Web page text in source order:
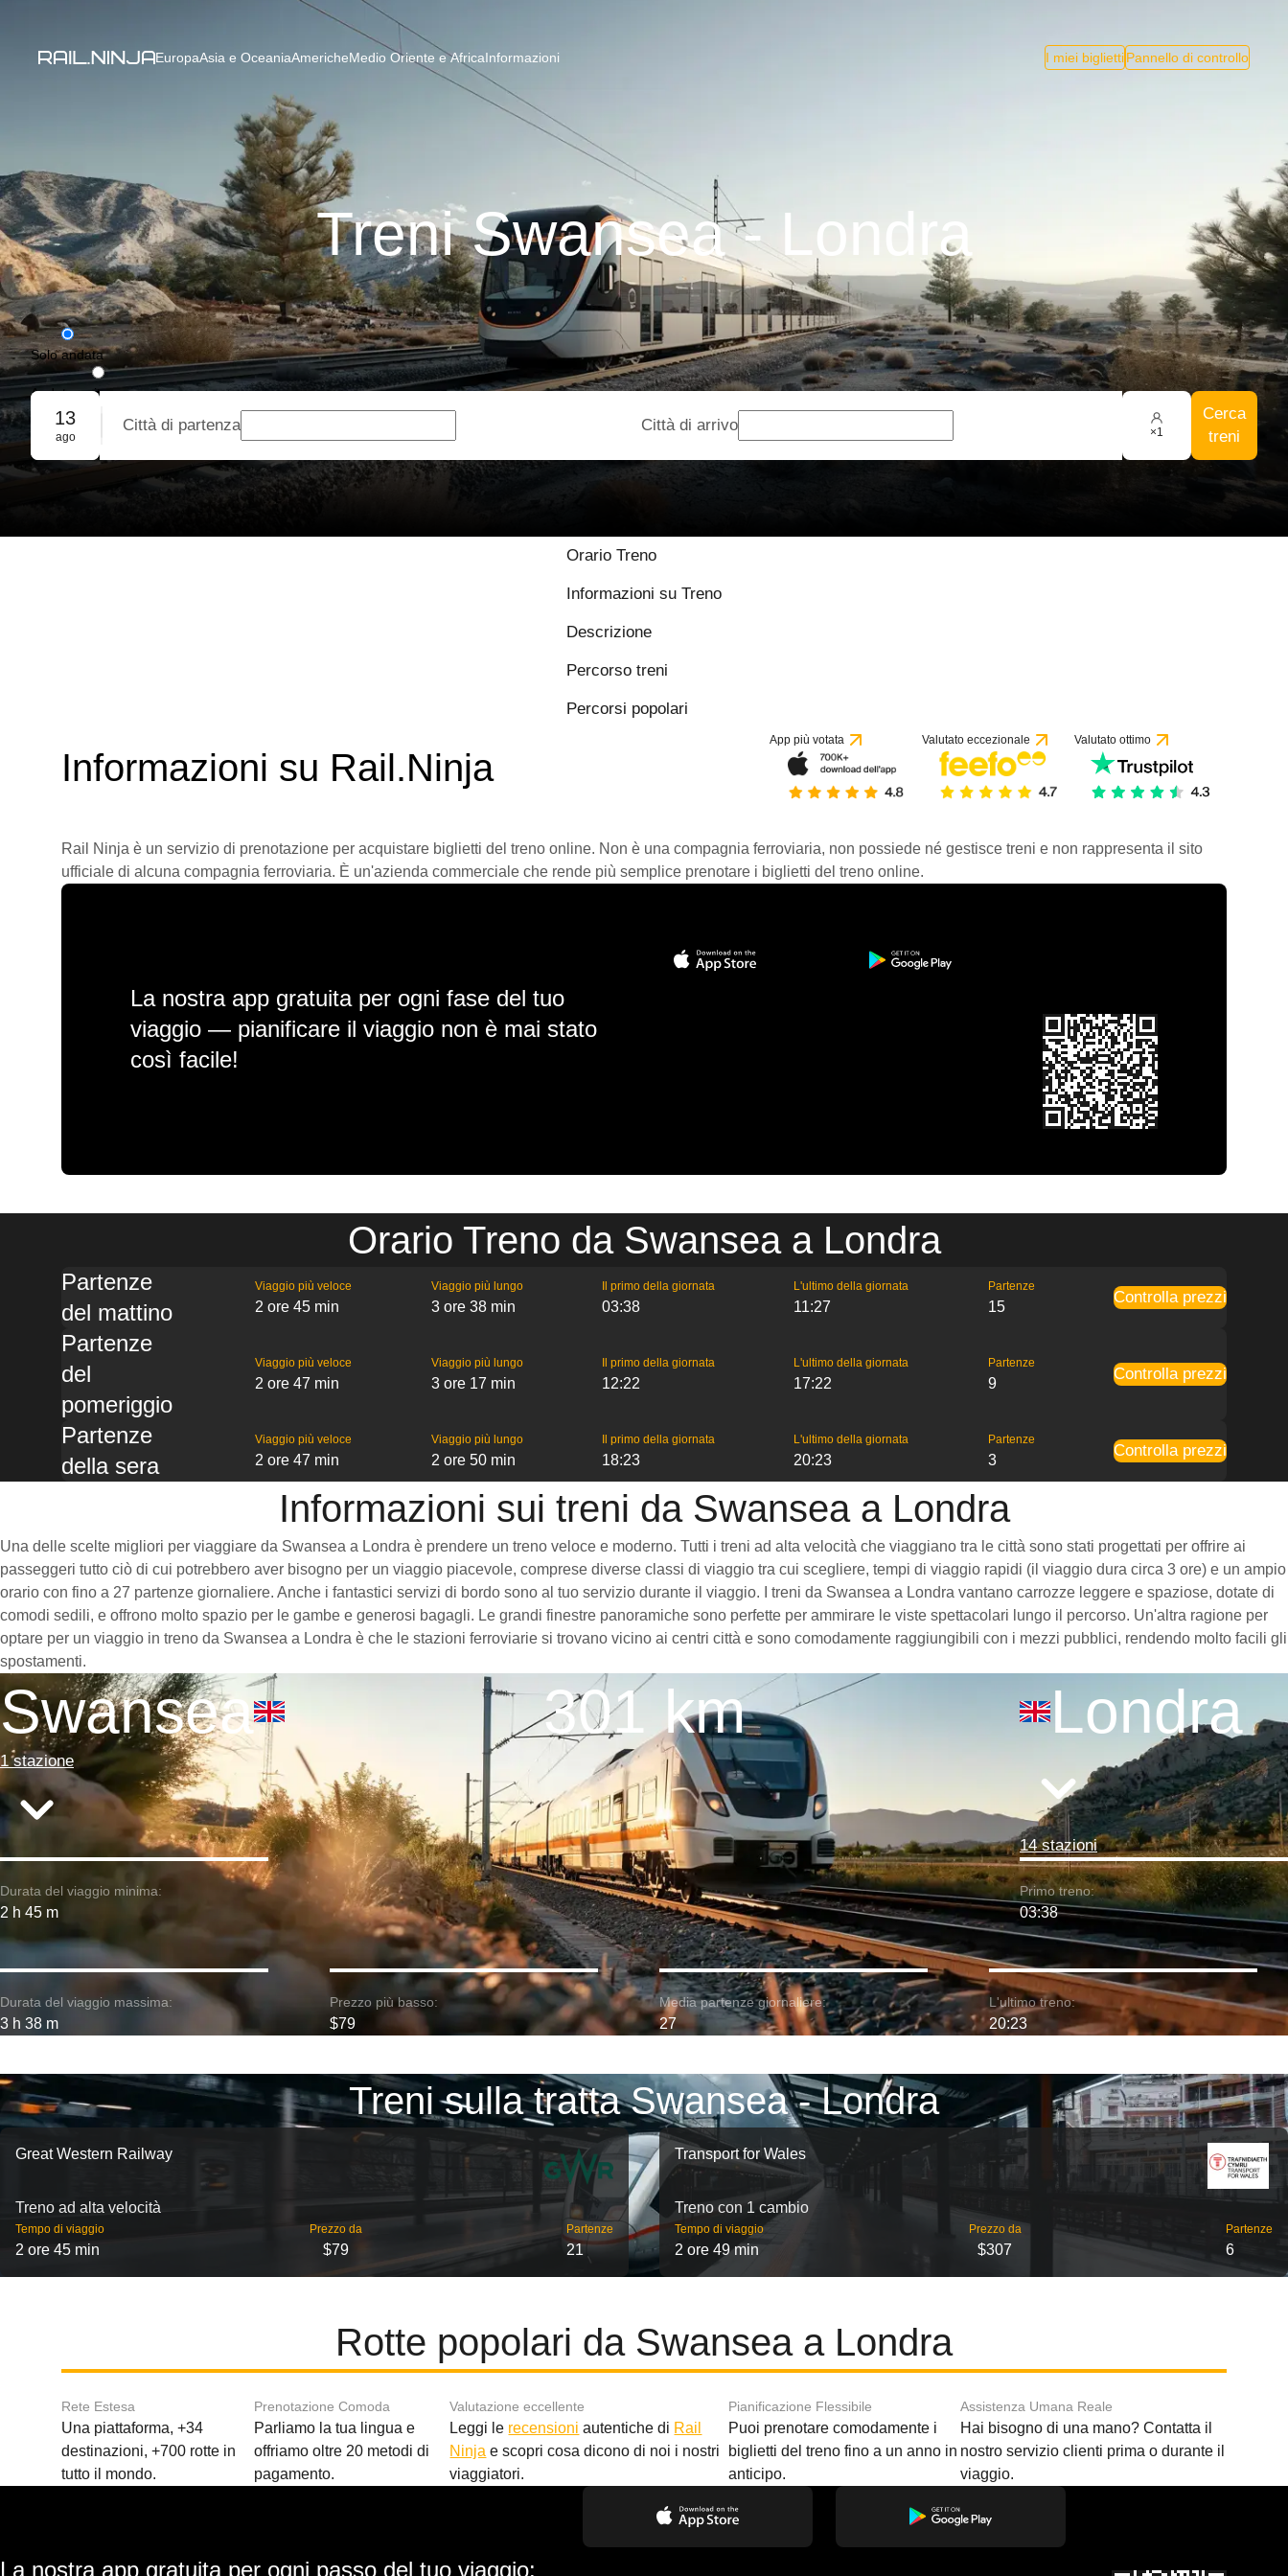
EuropaAsia e OceaniaAmericheMedio Oriente e AfricaInformazioni I miei bigliettiPannello di controllo
Treni Swansea - Londra
Solo andata
Andata e ritorno
Prenotazione di gruppo
13
ago
Città di partenza Città di arrivo ×1
Cerca
treni
Orario Treno
Informazioni su Treno
Descrizione
Percorso treni
Percorsi popolari
Informazioni su Rail.Ninja
App più votata Valutato eccezionale Valutato ottimo
Rail Ninja è un servizio di prenotazione per acquistare biglietti del treno online. Non è una compagnia ferroviaria, non possiede né gestisce treni e non rappresenta il sito
ufficiale di alcuna compagnia ferroviaria. È un'azienda commerciale che rende più semplice prenotare i biglietti del treno online.
La nostra app gratuita per ogni fase del tuo
viaggio — pianificare il viaggio non è mai stato
così facile!
Orario Treno da Swansea a Londra
Partenze
del mattino
Viaggio più veloce
2 ore 45 min
Viaggio più lungo
3 ore 38 min
Il primo della giornata
03:38
L'ultimo della giornata
11:27
Partenze
15
Controlla prezzi
Partenze
del
pomeriggio
Viaggio più veloce
2 ore 47 min
Viaggio più lungo
3 ore 17 min
Il primo della giornata
12:22
L'ultimo della giornata
17:22
Partenze
9
Controlla prezzi
Partenze
della sera
Viaggio più veloce
2 ore 47 min
Viaggio più lungo
2 ore 50 min
Il primo della giornata
18:23
L'ultimo della giornata
20:23
Partenze
3
Controlla prezzi
Informazioni sui treni da Swansea a Londra
Una delle scelte migliori per viaggiare da Swansea a Londra è prendere un treno veloce e moderno. Tutti i treni ad alta velocità che viaggiano tra le città sono stati progettati per offrire ai
passeggeri tutto ciò di cui potrebbero aver bisogno per un viaggio piacevole, comprese diverse classi di viaggio tra cui scegliere, tempi di viaggio rapidi (il viaggio dura circa 3 ore) e un ampio
orario con fino a 27 partenze giornaliere. Anche i fantastici servizi di bordo sono al tuo servizio durante il viaggio. I treni da Swansea a Londra vantano carrozze leggere e spaziose, dotate di
comodi sedili, e offrono molto spazio per le gambe e generosi bagagli. Le grandi finestre panoramiche sono perfette per ammirare le viste spettacolari lungo il percorso. Un'altra ragione per
optare per un viaggio in treno da Swansea a Londra è che le stazioni ferroviarie si trovano vicino ai centri città e sono comodamente raggiungibili con i mezzi pubblici, rendendo molto facili gli
spostamenti.
Swansea
1 stazione
301 km Londra
14 stazioni
Durata del viaggio minima:
2 h 45 m
Primo treno:
03:38
Durata del viaggio massima:
3 h 38 m
Prezzo più basso:
$79
Media partenze giornaliere:
27
L'ultimo treno:
20:23
Treni sulla tratta Swansea - Londra
Great Western Railway
Treno ad alta velocità
Tempo di viaggio
2 ore 45 min
Prezzo da
$79
Partenze
21
Transport for Wales
Treno con 1 cambio
Tempo di viaggio
2 ore 49 min
Prezzo da
$307
Partenze
6
Rotte popolari da Swansea a Londra
Rete Estesa
Una piattaforma, +34
destinazioni, +700 rotte in
tutto il mondo.
Prenotazione Comoda
Parliamo la tua lingua e
offriamo oltre 20 metodi di
pagamento.
Valutazione eccellente
Leggi le recensioni autentiche di Rail
Ninja e scopri cosa dicono di noi i nostri
viaggiatori.
Pianificazione Flessibile
Puoi prenotare comodamente i
biglietti del treno fino a un anno in
anticipo.
Assistenza Umana Reale
Hai bisogno di una mano? Contatta il
nostro servizio clienti prima o durante il
viaggio.
La nostra app gratuita per ogni passo del tuo viaggio: